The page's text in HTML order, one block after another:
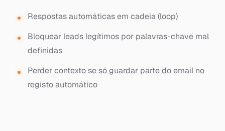
Respostas automáticas em cadeia (loop)
Bloquear leads legítimos por palavras-chave mal
definidas
Perder contexto se só guardar parte do email no
registo automático